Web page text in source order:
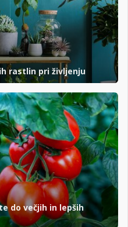
rastlin pri življenju
do večjih in lepših